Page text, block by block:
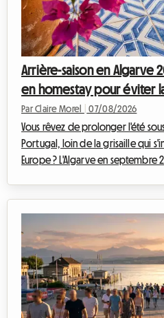
Arrière-saison en Algarve
en homestay pour éviter
Par Claire Morel 07/08/2026
Vous rêvez de prolonger l'été
Portugal, loin de la grisaille qui
Europe ? L'Algarve en
magique pour découvrir le
obstacle de ...